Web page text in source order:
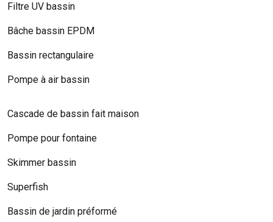
Filtre UV bassin
Bâche bassin EPDM
Bassin rectangulaire
Pompe à air bassin
Cascade de bassin fait maison
Pompe pour fontaine
Skimmer bassin
Superfish
Bassin de jardin préformé